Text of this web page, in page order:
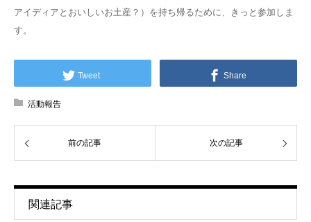
アイディアとおいしいお土産？）を持ち帰るために、きっと参加しま
す。
Tweet Share
活動報告
前の記事 次の記事
関連記事